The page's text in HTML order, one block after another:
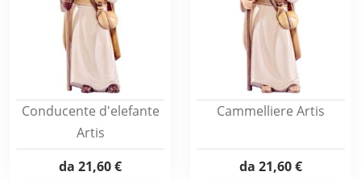
Conducente d'elefante
Artis
da 21,60 €
Cammelliere Artis
da 21,60 €